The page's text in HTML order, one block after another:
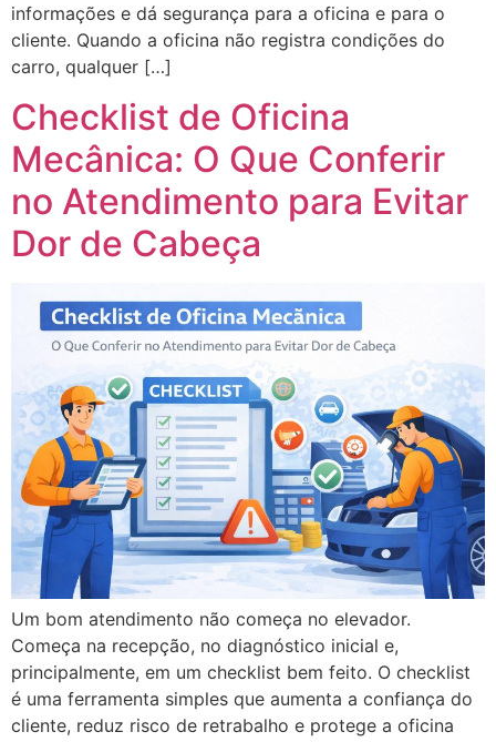
informações e dá segurança para a oficina e para o
cliente. Quando a oficina não registra condições do
carro, qualquer […]
Checklist de Oficina
Mecânica: O Que Conferir
no Atendimento para Evitar
Dor de Cabeça
Um bom atendimento não começa no elevador.
Começa na recepção, no diagnóstico inicial e,
principalmente, em um checklist bem feito. O checklist
é uma ferramenta simples que aumenta a confiança do
cliente, reduz risco de retrabalho e protege a oficina